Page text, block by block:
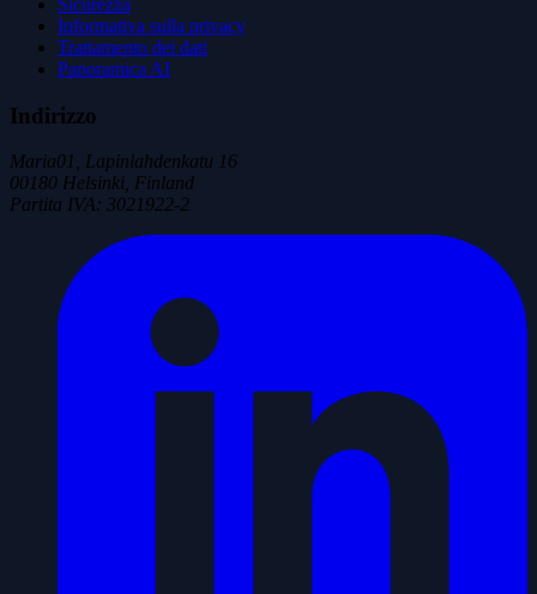
Sicurezza
Informativa sulla privacy
Trattamento dei dati
Panoramica AI
Indirizzo
Maria01, Lapinlahdenkatu 16
00180 Helsinki, Finland
Partita IVA: 3021922-2